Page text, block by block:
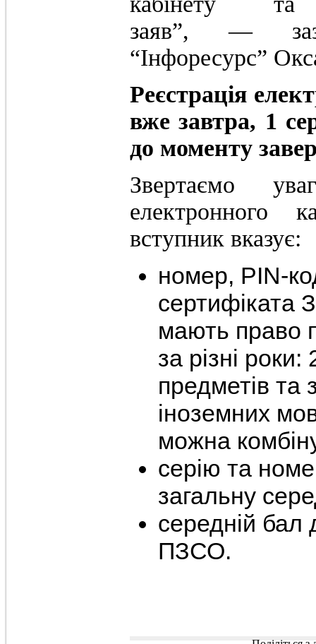
заяв”, —
“Інфоресурс”
Реєстрація
вже завтра, 1
до моменту
Звертаємо
електронного
вступник вказує:
номер, PIN-
сертифіката
мають право
за різні
предметів та
іноземних
можна
серію та
загальну
середній бал
ПЗСО.